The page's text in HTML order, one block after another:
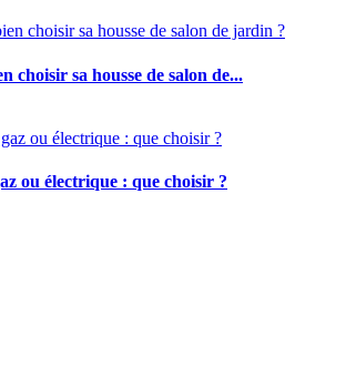
choisir sa housse de salon de...
ou électrique : que choisir ?